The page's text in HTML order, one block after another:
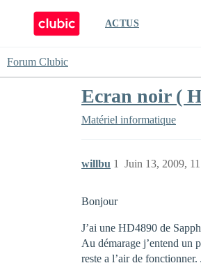
ACTUS
Forum Clubic
Ecran noir (
Matériel informatique
willbu Juin 13, 2009,
1
Bonjour
J’ai une HD4890 de
Au démarage j’entend un
reste a l’air de